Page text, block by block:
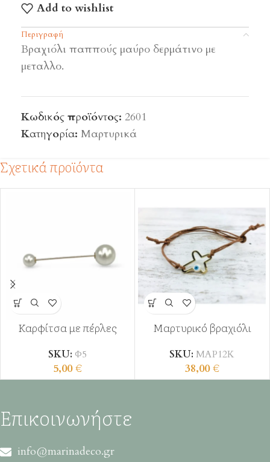
Add to wishlist
Περιγραφή
Bραχιόλι παππούς μαύρο δερμάτινο με
μεταλλο.
Κωδικός προϊόντος: 2601
Κατηγορία: Μαρτυρικά
Σχετικά προϊόντα
Καρφίτσα με πέρλες
SKU: Φ5
5,00€
Μαρτυρικό βραχιόλι
SKU: ΜΑΡ12Κ
38,00€
Επικοινωνήστε
info@marinadeco.gr